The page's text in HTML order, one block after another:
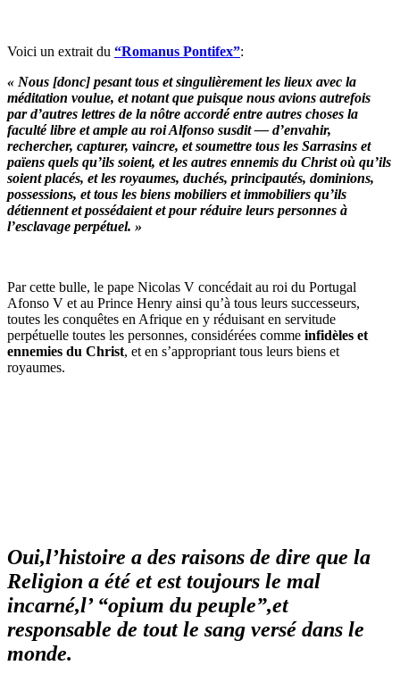
Voici un extrait du “Romanus Pontifex”:
« Nous [donc] pesant tous et singulièrement les lieux avec la
méditation voulue, et notant que puisque nous avions autrefois
par d’autres lettres de la nôtre accordé entre autres choses la
faculté libre et ample au roi Alfonso susdit — d’envahir,
rechercher, capturer, vaincre, et soumettre tous les Sarrasins et
païens quels qu’ils soient, et les autres ennemis du Christ où qu’ils
soient placés, et les royaumes, duchés, principautés, dominions,
possessions, et tous les biens mobiliers et immobiliers qu’ils
détiennent et possédaient et pour réduire leurs personnes à
l’esclavage perpétuel. »
Par cette bulle, le pape Nicolas V concédait au roi du Portugal
Afonso V et au Prince Henry ainsi qu’à tous leurs successeurs,
toutes les conquêtes en Afrique en y réduisant en servitude
perpétuelle toutes les personnes, considérées comme infidèles et
ennemies du Christ, et en s’appropriant tous leurs biens et
royaumes.
Oui,l’histoire a des raisons de dire que la
Religion a été et est toujours le mal
incarné,l’ “opium du peuple”,et
responsable de tout le sang versé dans le
monde.